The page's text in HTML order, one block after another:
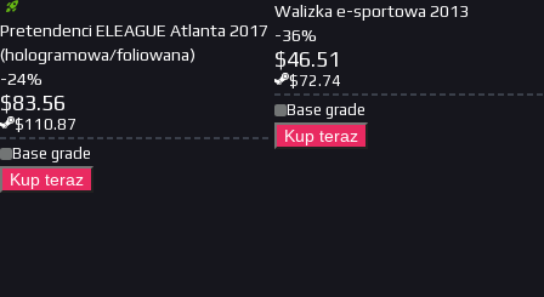
Pretendenci ELEAGUE Atlanta 2017
(hologramowa/foliowana)
-24%
$83.56
$110.87
Base grade
Kup teraz
Walizka e-sportowa 2013
-36%
$46.51
$72.74
Base grade
Kup teraz